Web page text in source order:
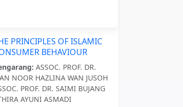
PRINCIPLES OF ISLAMIC
BEHAVIOUR
ASSOC. PROF. DR.
NOOR HAZLINA WAN JUSOH
PROF. DR. SAIMI BUJANG
AYUNI ASMADI